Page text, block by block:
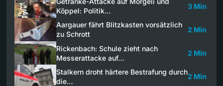
Köppel: Politik…
3 Min
Aargauer fährt Blitzkasten vorsätzlich
zu Schrott
2 Min
Rickenbach: Schule zieht nach
Messerattacke auf…
2 Min
Stalkern droht härtere Bestrafung durch
die…
2 Min